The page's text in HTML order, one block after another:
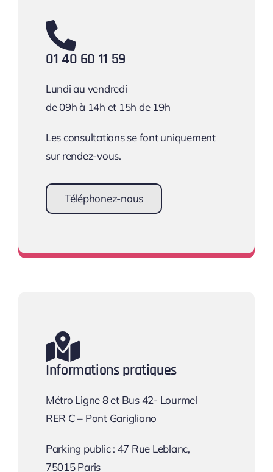
01 40 60 11 59
Lundi au vendredi
de 09h à 14h et 15h de 19h
Les consultations se font uniquement
sur rendez-vous.
Téléphonez-nous
Informations pratiques
Métro Ligne 8 et Bus 42- Lourmel
RER C – Pont Garigliano
Parking public : 47 Rue Leblanc,
75015 Paris